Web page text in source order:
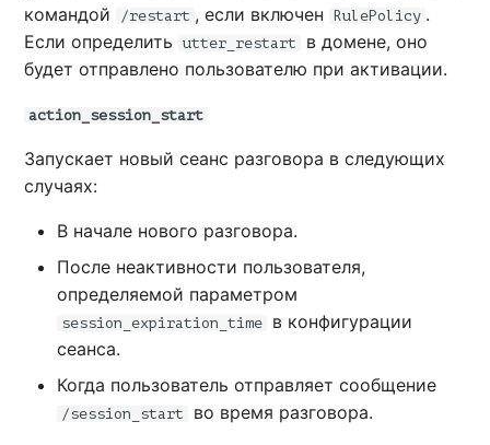
командой
/restart , если включен RulePolicy .
Если определить
utter_restart
в домене, оно
будет отправлено пользователю при активации.
action_session_start
Запускает новый сеанс разговора в следующих
случаях:
В начале нового разговора.
После неактивности пользователя,
определяемой параметром
session_expiration_time
в конфигурации
сеанса.
Когда пользователь отправляет сообщение
/session_start во время разговора.